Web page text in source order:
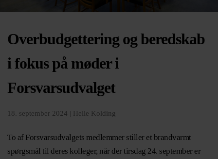
Overbudgettering og beredskab
i fokus på møder i
Forsvarsudvalget
18. september 2024 | Helle Kolding
To af Forsvarsudvalgets medlemmer stiller et brandvarmt
spørgsmål til deres kolleger, når der tirsdag 24. september er